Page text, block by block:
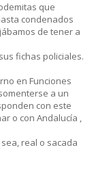
que
condenados
de tener a
fichas policiales.
en Funciones
a un
con este
o con Andalucía ,
real o sacada